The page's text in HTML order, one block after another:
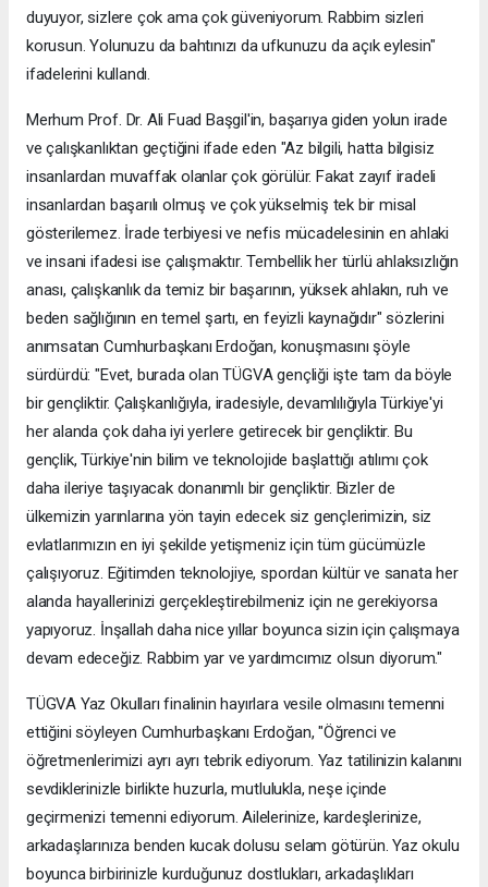
duyuyor, sizlere çok ama çok güveniyorum. Rabbim sizleri
korusun. Yolunuzu da bahtınızı da ufkunuzu da açık eylesin"
ifadelerini kullandı.
Merhum Prof. Dr. Ali Fuad Başgil'in, başarıya giden yolun irade
ve çalışkanlıktan geçtiğini ifade eden "Az bilgili, hatta bilgisiz
insanlardan muvaffak olanlar çok görülür. Fakat zayıf iradeli
insanlardan başarılı olmuş ve çok yükselmiş tek bir misal
gösterilemez. İrade terbiyesi ve nefis mücadelesinin en ahlaki
ve insani ifadesi ise çalışmaktır. Tembellik her türlü ahlaksızlığın
anası, çalışkanlık da temiz bir başarının, yüksek ahlakın, ruh ve
beden sağlığının en temel şartı, en feyizli kaynağıdır" sözlerini
anımsatan Cumhurbaşkanı Erdoğan, konuşmasını şöyle
sürdürdü: "Evet, burada olan TÜGVA gençliği işte tam da böyle
bir gençliktir. Çalışkanlığıyla, iradesiyle, devamlılığıyla Türkiye'yi
her alanda çok daha iyi yerlere getirecek bir gençliktir. Bu
gençlik, Türkiye'nin bilim ve teknolojide başlattığı atılımı çok
daha ileriye taşıyacak donanımlı bir gençliktir. Bizler de
ülkemizin yarınlarına yön tayin edecek siz gençlerimizin, siz
evlatlarımızın en iyi şekilde yetişmeniz için tüm gücümüzle
çalışıyoruz. Eğitimden teknolojiye, spordan kültür ve sanata her
alanda hayallerinizi gerçekleştirebilmeniz için ne gerekiyorsa
yapıyoruz. İnşallah daha nice yıllar boyunca sizin için çalışmaya
devam edeceğiz. Rabbim yar ve yardımcımız olsun diyorum."
TÜGVA Yaz Okulları finalinin hayırlara vesile olmasını temenni
ettiğini söyleyen Cumhurbaşkanı Erdoğan, "Öğrenci ve
öğretmenlerimizi ayrı ayrı tebrik ediyorum. Yaz tatilinizin kalanını
sevdiklerinizle birlikte huzurla, mutlulukla, neşe içinde
geçirmenizi temenni ediyorum. Ailelerinize, kardeşlerinize,
arkadaşlarınıza benden kucak dolusu selam götürün. Yaz okulu
boyunca birbirinizle kurduğunuz dostlukları, arkadaşlıkları